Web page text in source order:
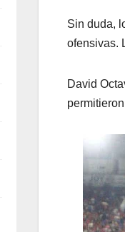
Sin duda,
ofensivas.
David